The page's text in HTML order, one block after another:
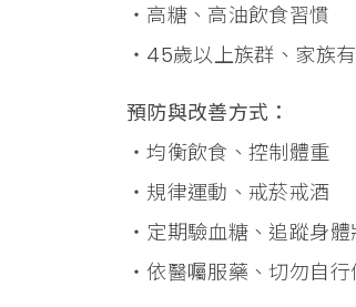
・高糖、高油飲食習慣
・45歲以上族群、家族
預防與改善方式：
・均衡飲食、控制體重
・規律運動、戒菸戒酒
・定期驗血糖、追蹤身體
・依醫囑服藥、切勿自行